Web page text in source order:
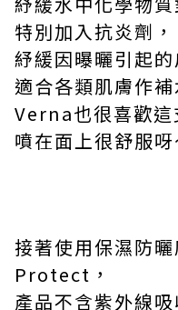
特別加入抗炎劑，
紓緩因曝曬引起的
適合各類肌膚作
Verna也很喜歡這
噴在面上很舒服呀
接著使用保濕防曬
Protect ，
產品不含紫外線吸